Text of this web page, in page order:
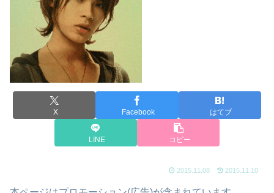
X Facebook はてブ
LINE コピー
2015.11.08 2015.11.10